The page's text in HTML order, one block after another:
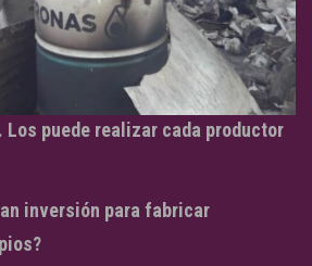
Los puede realizar cada productor
inversión para fabricar